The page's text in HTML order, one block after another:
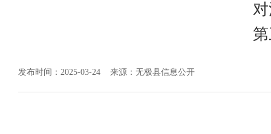
发布时间：2025-03-24 来源：无极县信息公开